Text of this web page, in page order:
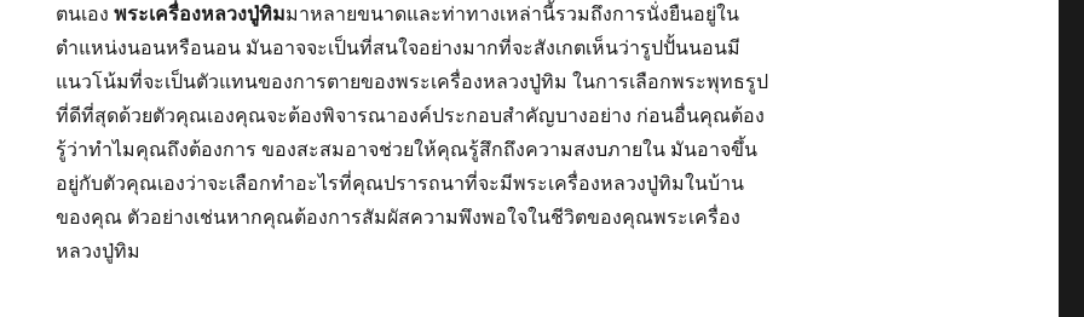
ตนเองพระเครื่องหลวงปู่ทิมมาหลายขนาดและท่าทางเหล่านี้รวมถึงการนั่งยืนอยู่ใน
ตำแหน่งนอนหรือนอน มันอาจจะเป็นที่สนใจอย่างมากที่จะสังเกตเห็นว่ารูปปั้นนอนมี
แนวโน้มที่จะเป็นตัวแทนของการตายของพระเครื่องหลวงปู่ทิม ในการเลือกพระพุทธรูป
ที่ดีที่สุดด้วยตัวคุณเองคุณจะต้องพิจารณาองค์ประกอบสำคัญบางอย่าง ก่อนอื่นคุณต้อง
รู้ว่าทำไมคุณถึงต้องการ ของสะสมอาจช่วยให้คุณรู้สึกถึงความสงบภายใน มันอาจขึ้น
อยู่กับตัวคุณเองว่าจะเลือกทำอะไรที่คุณปรารถนาที่จะมีพระเครื่องหลวงปู่ทิมในบ้าน
ของคุณ ตัวอย่างเช่นหากคุณต้องการสัมผัสความพึงพอใจในชีวิตของคุณพระเครื่อง
หลวงปู่ทิม